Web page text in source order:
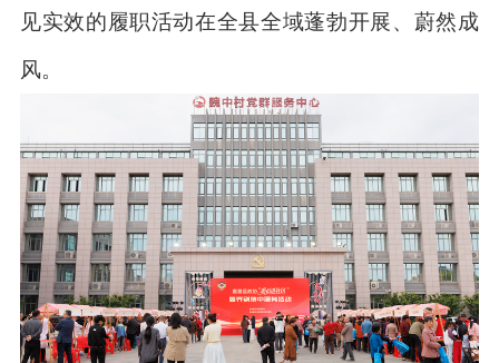
见实效的履职活动在全县全域蓬勃开展、蔚然成
风。